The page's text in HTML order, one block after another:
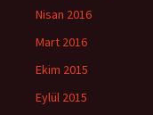
Nisan 2016
Mart 2016
Ekim 2015
Eylül 2015